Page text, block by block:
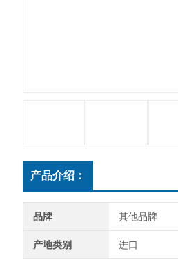
产品介绍：
品牌 其他品牌
产地类别 进口